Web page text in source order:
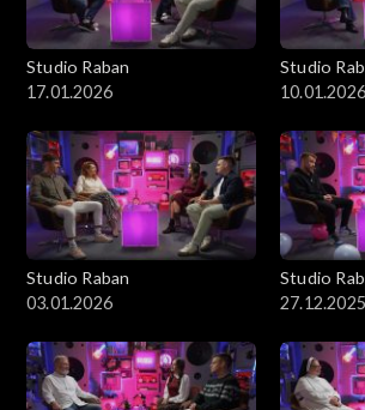
Studio Raban
17.01.2026
Studio
10.01.2026
Studio Raban
03.01.2026
Studio
27.12.2025